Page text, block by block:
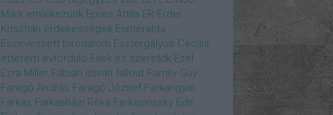
Márk emlékezünk Epres Attila ER Erdei
Krisztián érdekességek Esmeralda
Eszeveszett birodalom Esztergályos Cecília
étterem évforduló Exek és szeretők Ezel
Ezra Miller Fábián István fallout Family Guy
Faragó András Faragó József Farkangyal
Farkas Farkasházi Réka Farkasinszky Edit